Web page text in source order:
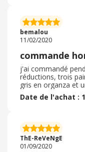
avait le morceau
rideau soit aux
confectionner une
résumé je
bemalou
11/02/2020
commande
j'ai commandé
réductions, trois
gris en organza et
de livraison a été
mondial relais)
d'ailleurs a ce
site. je suis ravie de
recommander leur
Date de l'achat :
ThE-ReVeNgE
01/09/2020